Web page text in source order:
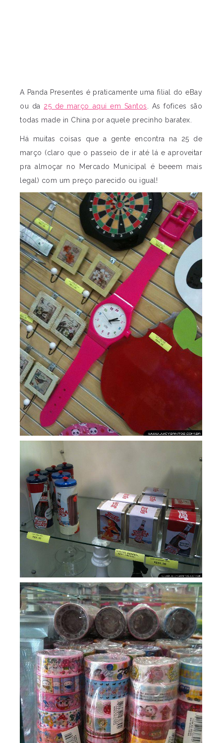
A Panda Presentes é praticamente uma filial do eBay
ou da 25 de março aqui em Santos
. As fofices são
todas made in China por aquele precinho baratex.
Há muitas coisas que a gente encontra na 25 de
março (claro que o passeio de ir até lá e aproveitar
pra almoçar no Mercado Municipal é beeem mais
legal) com um preço parecido ou igual!